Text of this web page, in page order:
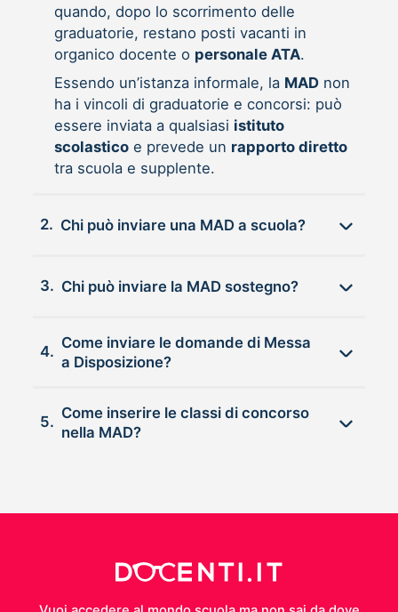
quando, dopo lo scorrimento delle
graduatorie, restano posti vacanti in
organico docente o personale ATA.
Essendo un’istanza informale, la MADnon
ha i vincoli di graduatorie e concorsi: può
essere inviata a qualsiasi istituto
scolasticoe prevede un rapporto diretto
tra scuola e supplente.
2. Chi può inviare una MAD a scuola?
3. Chi può inviare la MAD sostegno?
4.
Come inviare le domande di Messa
a Disposizione?
5.
Come inserire le classi di concorso
nella MAD?